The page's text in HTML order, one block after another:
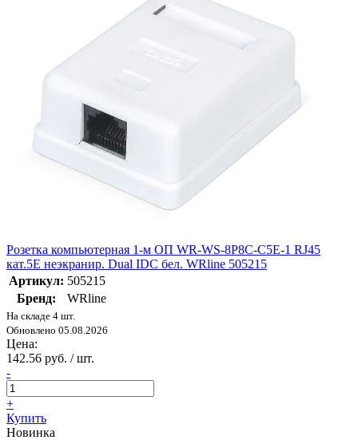
Розетка компьютерная 1-м ОП WR-WS-8P8C-C5E-1 RJ45
кат.5E неэкранир. Dual IDC бел. WRline 505215
Артикул: 505215
Бренд:
WRline
На складе 4 шт.
Обновлено 05.08.2026
Цена:
142.56 руб. / шт.
-
+
Купить
Новинка